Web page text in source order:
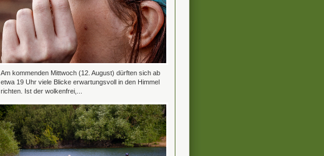
Am kommenden Mittwoch (12. August) dürften sich ab
etwa 19 Uhr viele Blicke erwartungsvoll in den Himmel
richten. Ist der wolkenfrei,...